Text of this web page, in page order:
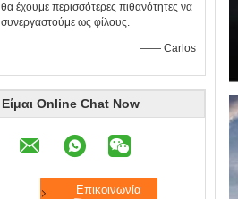
θα έχουμε περισσότερες πιθανότητες να
συνεργαστούμε ως φίλους.
—— Carlos
Είμαι Online Chat Now